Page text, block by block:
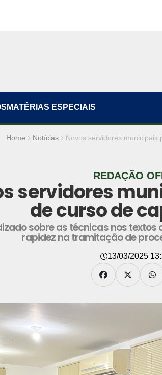
MATÉRIAS ESPECIAIS
Home Notícias Novos servidores municipais
REDAÇÃO
servidores
de curso de
sobre as técnicas nos
rapidez na tramitação de
13/03/2025